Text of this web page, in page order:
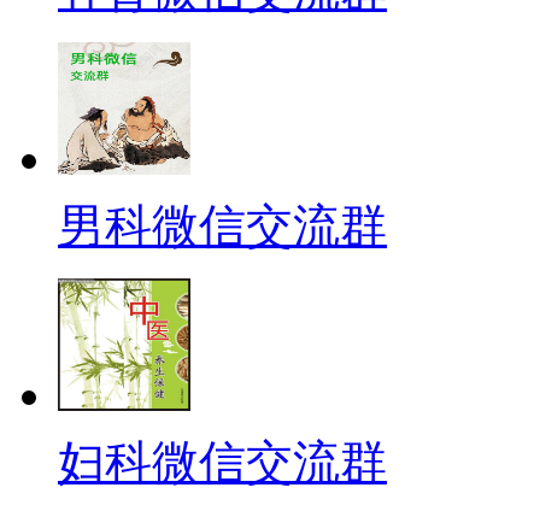
男科微信交流群
妇科微信交流群